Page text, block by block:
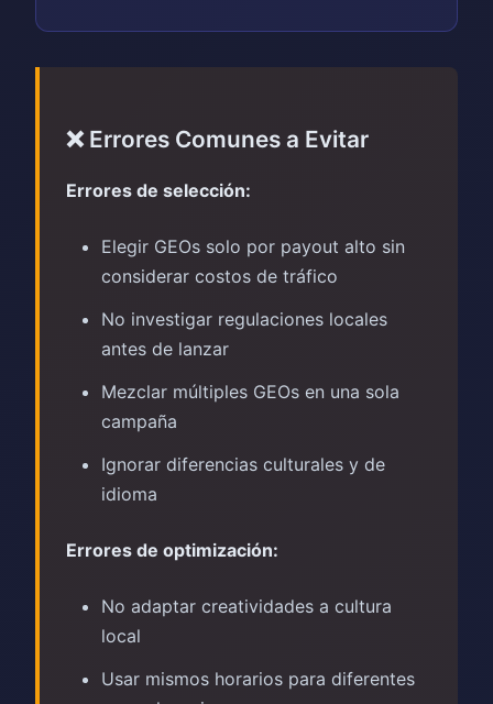
❌ Errores Comunes a Evitar
Errores de selección:
Elegir GEOs solo por payout alto sin
considerar costos de tráfico
No investigar regulaciones locales
antes de lanzar
Mezclar múltiples GEOs en una sola
campaña
Ignorar diferencias culturales y de
idioma
Errores de optimización:
No adaptar creatividades a cultura
local
Usar mismos horarios para diferentes